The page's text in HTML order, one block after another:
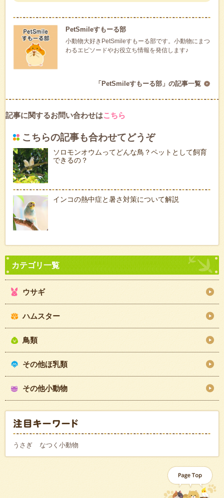
PetSmileすもーる部
小動物大好きPetSmileすもーる部です。小動物にまつ
わるエピソードやお役立ち情報を発信します♪
「PetSmileすもーる部」の記事一覧
記事に関するお問い合わせはこちら
こちらの記事も合わせてどうぞ
ソロモンオウムってどんな鳥？ペットとして飼育
できるの？
インコの熱中症と暑さ対策について解説
ウサギ
ハムスター
鳥類
その他ほ乳類
その他小動物
うさぎ なつく小動物